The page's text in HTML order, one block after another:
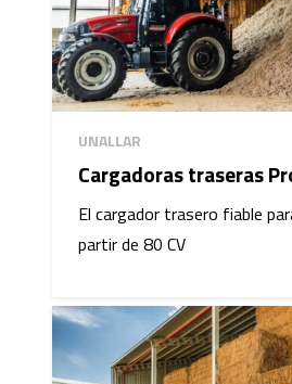
UNALLAR
Cargadoras traseras
El cargador trasero fiable
partir de 80 CV